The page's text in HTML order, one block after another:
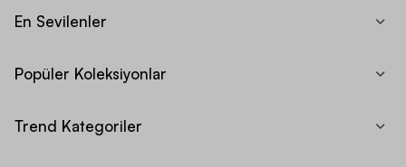
En Sevilenler
Popüler Koleksiyonlar
Trend Kategoriler